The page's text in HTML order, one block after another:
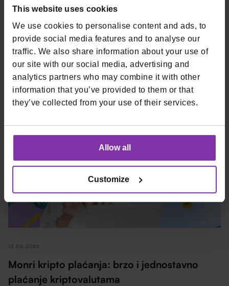
This website uses cookies
We use cookies to personalise content and ads, to
provide social media features and to analyse our
traffic. We also share information about your use of
our site with our social media, advertising and
analytics partners who may combine it with other
information that you’ve provided to them or that
they’ve collected from your use of their services.
Allow all
Customize
plaćanje kriptovalutama – pravilnik
promotivne aktivacije
Monri Payments u suradnji s Electrocoinom donosi
jednostavnije kripto plaćanje i bonus dobrodošlice za prvih
100 novih korisnika.
15.06.2026
Monri kripto plaćanja: brzo i jednostavno
plaćanje kriptovalutama